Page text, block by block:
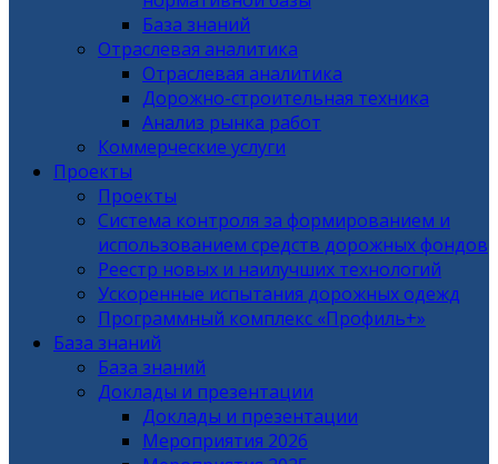
База знаний
Отраслевая аналитика
Отраслевая аналитика
Дорожно-строительная техника
Анализ рынка работ
Коммерческие услуги
Проекты
Проекты
Система контроля за формированием и
использованием средств дорожных фондов
Реестр новых и наилучших технологий
Ускоренные испытания дорожных одежд
Программный комплекс «Профиль+»
База знаний
База знаний
Доклады и презентации
Доклады и презентации
Мероприятия 2026